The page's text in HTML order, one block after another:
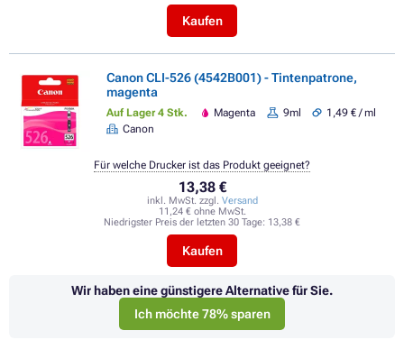
Kaufen
Canon CLI-526 (4542B001) - Tintenpatrone,
magenta
Auf Lager 4 Stk. Magenta 9ml
1,49 € / ml
Canon
13,38 €
inkl. MwSt. zzgl. Versand
11,24 € ohne MwSt.
Niedrigster Preis der letzten 30 Tage: 13,38 €
Kaufen
Für welche Drucker ist das Produkt geeignet?
Wir haben eine günstigere Alternative für Sie.
Ich möchte 78% sparen